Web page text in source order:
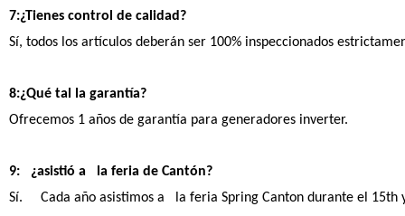
7:¿Tienes control de calidad?
Sí, todos los artículos deberán ser 100% inspeccionados
8:¿Qué tal la garantía?
Ofrecemos 1 años de garantía para generadores inverter.
9: ¿asistió a la feria de Cantón?
Sí. Cada año asistimos a la feria Spring Canton durante el 15th